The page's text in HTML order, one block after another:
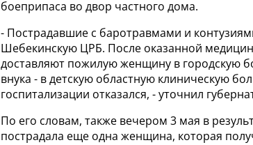
боеприпаса во двор частного дома.
- Пострадавшие с баротравмами и
Шебекинскую ЦРБ. После оказанной
доставляют пожилую женщину в городскую
внука - в детскую областную клиническую
госпитализации отказался, - уточнил
По его словам, также вечером 3 мая в
пострадала еще одна женщина, которая